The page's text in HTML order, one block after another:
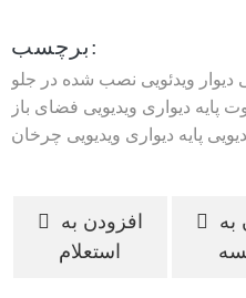
برچسب:
دیوار ویدئویی نصب شده در جلو
پایه دیواری ویدیویی فضای باز
پایه دیواری ویدیویی چرخان
افزودن به
استعلام
به